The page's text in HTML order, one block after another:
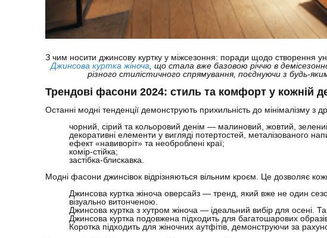
З чим носити джинсову куртку у міжсезоння: поради щодо створення
Джинсова куртка жіноча, що стала вже базовою річчю в
різного стилістичного спрямування, поєднуючи з будь-
Трендові фасони 2024: стиль та комфорт у кожній
Останні модні тенденції демонструють прихильність до мінімалізму
чорний, сірий та кольоровий денім — малиновий, жовтий,
декоративні елементи у вигляді потертостей, металізованого
ефект «навиворіт» та необроблені краї;
комір-стійка;
застібка-блискавка.
Модні фасони джинсівок відрізняються вільним кроєм. Це дозволяє
Джинсова куртка жіноча оверсайз — тренд, який вже не один
візуально витонченою.
Джинсова куртка з хутром жіноча — ідеальний вибір для осені.
Джинсова куртка подовжена підходить для багатошарових
Коротка підходить для жіночних аутфітів, демонструючи за